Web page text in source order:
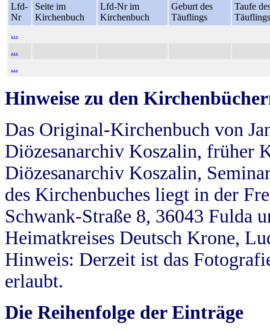
Lfd-
Nr
Seite im
Kirchenbuch
Lfd-Nr im
Kirchenbuch
Geburt des
Täuflings
Taufe
Täuflings
...
...
...
Hinweise zu den
Das Original-Kirchenbuch von
Diözesanarchiv Koszalin, früher
Diözesanarchiv Koszalin,
des Kirchenbuches liegt in der
Schwank-Straße 8, 36043 Fulda
Heimatkreises Deutsch Krone,
Hinweis: Derzeit ist das
erlaubt.
Die Reihenfolge der Einträge